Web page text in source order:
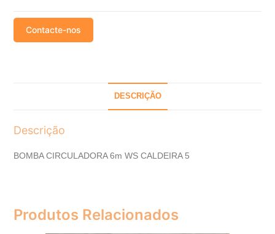
Contacte-nos
DESCRIÇÃO
Descrição
BOMBA CIRCULADORA 6m WS CALDEIRA 5
Produtos Relacionados